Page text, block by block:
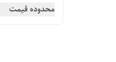
محدوده قیمت